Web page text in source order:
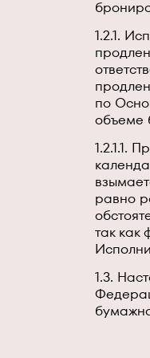
1.2.1.
по
объеме
1.2.1.1.
равно
так как
1.3.